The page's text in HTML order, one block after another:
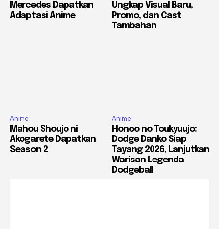
Mercedes Dapatkan
Adaptasi Anime
Ungkap Visual Baru,
Promo, dan Cast
Tambahan
Anime
Mahou Shoujo ni
Akogarete Dapatkan
Season 2
Anime
Honoo no Toukyuujo:
Dodge Danko Siap
Tayang 2026, Lanjutkan
Warisan Legenda
Dodgeball